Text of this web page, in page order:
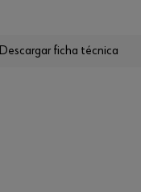
Descargar ficha técnica